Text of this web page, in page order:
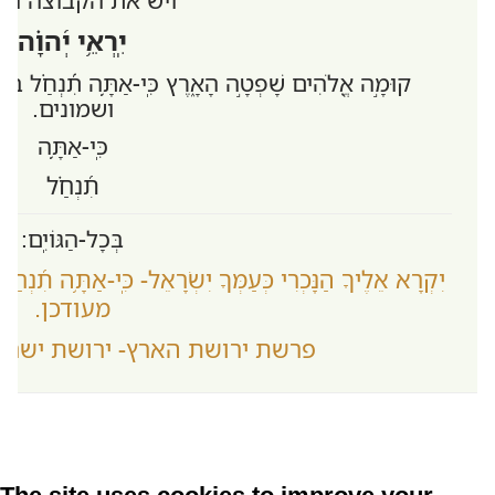
יִֽרְאֵ֥י יְ֝הוָ֗ה
קוּמָ֣ה אֱ֭לֹהִים שָׁפְטָ֣ה הָאָ֑רֶץ כִּֽי-אַתָּ֥ה תִ֝נְחַ֗ל
ושמונים.
כִּֽי-אַתָּ֥ה
תִ֝נְחַ֗ל
בְּכָל-הַגּוֹיִֽם:
יִקְרָא אֵלֶיךָ הַנָּכְרִי כְּעַמְּךָ יִשְׂרָאֵל- כִּֽי-אַתָּ֥ה
מעודכן.
פרשת ירושת הארץ- ירושת